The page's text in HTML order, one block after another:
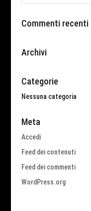
Commenti recenti
Archivi
Categorie
Nessuna categoria
Meta
Accedi
Feed dei contenuti
Feed dei commenti
WordPress.org